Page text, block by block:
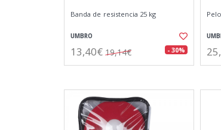
Banda de resistencia 25 kg
UMBRO
13,40€ 19,14€ - 30%